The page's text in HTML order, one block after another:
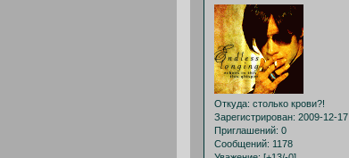
Откуда: столько крови?!
Зарегистрирован: 2009-12-17
Приглашений: 0
Сообщений: 1178